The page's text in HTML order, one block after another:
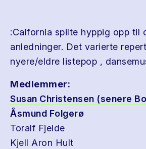
:Calfornia spilte hyppig opp til
anledninger. Det varierte
nyere/eldre listepop ,
Medlemmer:
Susan Christensen (senere
Åsmund Folgerø
Toralf Fjelde
Kjell Aron Hult